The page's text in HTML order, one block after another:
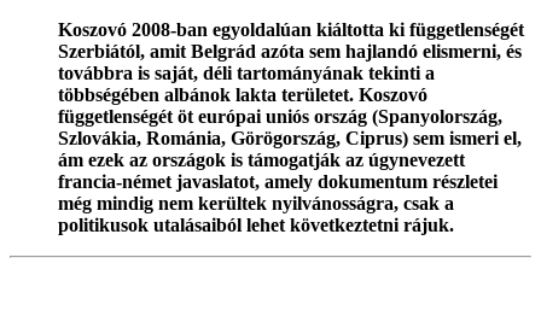
Koszovó 2008-ban egyoldalúan kiáltotta ki függetlenségét
Szerbiától, amit Belgrád azóta sem hajlandó elismerni, és
továbbra is saját, déli tartományának tekinti a
többségében albánok lakta területet. Koszovó
függetlenségét öt európai uniós ország (Spanyolország,
Szlovákia, Románia, Görögország, Ciprus) sem ismeri el,
ám ezek az országok is támogatják az úgynevezett
francia-német javaslatot, amely dokumentum részletei
még mindig nem kerültek nyilvánosságra, csak a
politikusok utalásaiból lehet következtetni rájuk.